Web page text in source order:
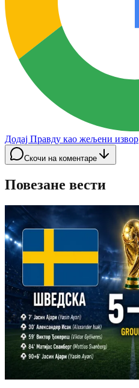
Додај Правду као жељени извор
Скочи на коментаре
Повезане вести